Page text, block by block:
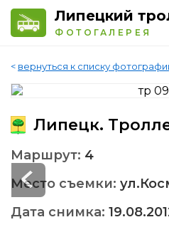
Липецкий
ФОТОГАЛЕРЕЯ
< вернуться к списку
Липецк.
Маршрут: 4
Место съемки:
Дата снимка: